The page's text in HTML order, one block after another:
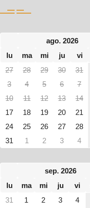
ago. 2026
lu
ma mi ju vi
27
28 29 30 31
3
4 5 6 7
10
11 12 13 14
17
18 19 20 21
24
25 26 27 28
31
1 2 3 4
sep. 2026
lu
ma mi ju vi
31
1 2 3 4